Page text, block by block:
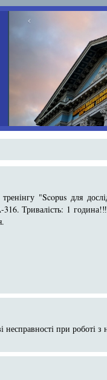
‹
"Scopus для
Тривалість: 1
при роботі